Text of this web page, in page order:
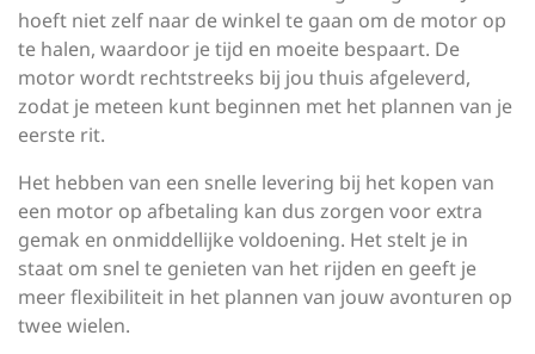
hoeft niet zelf naar de winkel te gaan om de motor op
te halen, waardoor je tijd en moeite bespaart. De
motor wordt rechtstreeks bij jou thuis afgeleverd,
zodat je meteen kunt beginnen met het plannen van je
eerste rit.
Het hebben van een snelle levering bij het kopen van
een motor op afbetaling kan dus zorgen voor extra
gemak en onmiddellijke voldoening. Het stelt je in
staat om snel te genieten van het rijden en geeft je
meer flexibiliteit in het plannen van jouw avonturen op
twee wielen.